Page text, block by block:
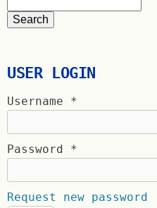
USER LOGIN
Username *
Password *
Request new password